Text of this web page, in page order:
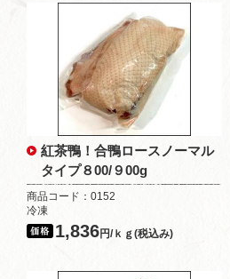
紅茶鴨！合鴨ロースノーマル
タイプ８00/９00g
商品コード：0152
冷凍
1,836円/ｋｇ(税込み)